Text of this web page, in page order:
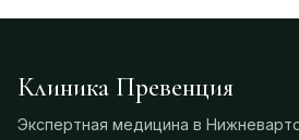
Клиника Превенция
Экспертная медицина в